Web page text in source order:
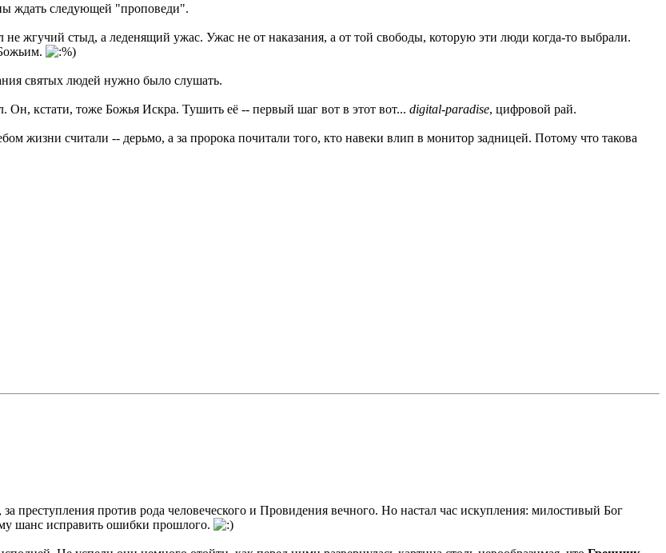
ждать следующей "проповеди".
жгучий стыд, а леденящий ужас. Ужас не от наказания, а от той свободы, которую эти люди когда-то выбрали.
святых людей нужно было слушать.
Он, кстати, тоже Божья Искра. Тушить её -- первый шаг вот в этот вот... digital-paradise, цифровой рай.
жизни считали -- дерьмо, а за пророка почитали того, кто навеки влип в монитор задницей. Потому что такова
за преступления против рода человеческого и Провидения вечного. Но настал час искупления: милостивый Бог
шанс исправить ошибки прошлого.